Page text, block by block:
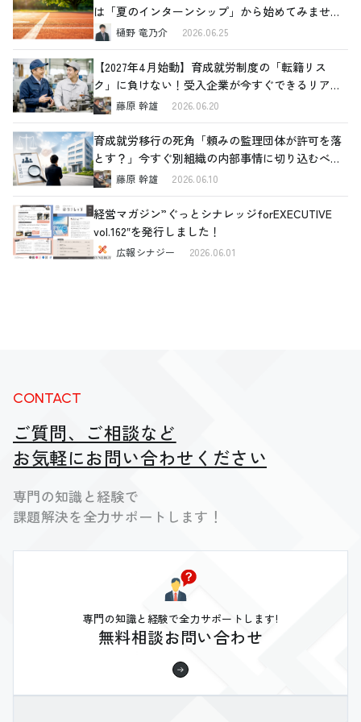
は「夏のインターンシップ」から始めてみません
か
樋野 竜乃介 2026.06.25
【2027年4月始動】育成就労制度の「転籍リス
ク」に負けない！受入企業が今すぐできるリアル
な対策藤原 幹雄 2026.06.20
育成就労移行の死角「頼みの監理団体が許可を落
とす？」今すぐ別組織の内部事情に切り込むべき
理由と、確認すべき4つの重要ポイント
藤原 幹雄 2026.06.10
経営マガジン”ぐっとシナレッジforEXECUTIVE
vol.162″を発行しました！
広報シナジー 2026.06.01
CONTACT
ご質問、ご相談など
お気軽にお問い合わせください
専門の知識と経験で
課題解決を全力サポートします！
専門の知識と経験で全力サポートします!
無料相談お問い合わせ